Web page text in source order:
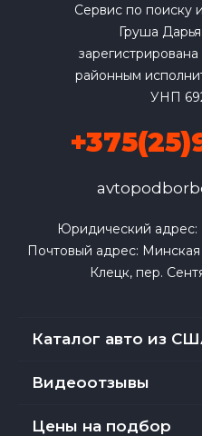
Сервис по поиску
Груша
районным
УНП
Юридический адрес:
Почтовый адрес: Минская
Клецк, пер.
Каталог авто из
Видеоотзывы
Цены на подбор